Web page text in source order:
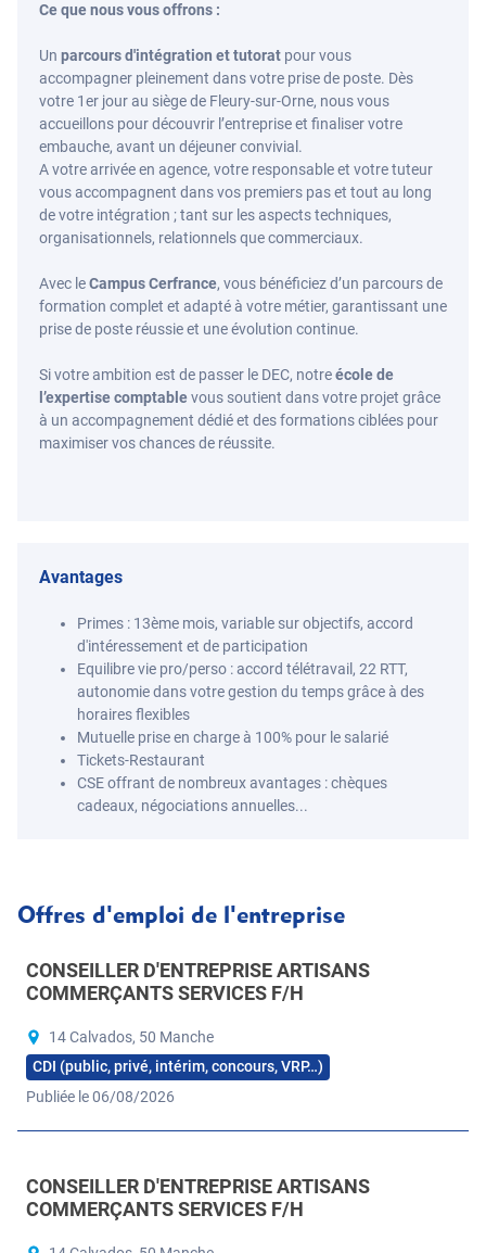
Ce que nous vous offrons :
Un parcours d'intégration et tutorat pour vous
accompagner pleinement dans votre prise de poste. Dès
votre 1er jour au siège de Fleury-sur-Orne, nous vous
accueillons pour découvrir l’entreprise et finaliser votre
embauche, avant un déjeuner convivial.
A votre arrivée en agence, votre responsable et votre tuteur
vous accompagnent dans vos premiers pas et tout au long
de votre intégration ; tant sur les aspects techniques,
organisationnels, relationnels que commerciaux.
Avec leCampus Cerfrance, vous bénéficiez d’un parcours de
formation complet et adapté à votre métier, garantissant une
prise de poste réussie et une évolution continue.
Si votre ambition est de passer le DEC, notreécole de
l’expertise comptablevous soutient dans votre projet grâce
à un accompagnement dédié et des formations ciblées pour
maximiser vos chances de réussite.
Avantages
Primes : 13ème mois, variable sur objectifs, accord
d'intéressement et de participation
Equilibre vie pro/perso : accord télétravail, 22 RTT,
autonomie dans votre gestion du temps grâce à des
horaires flexibles
Mutuelle prise en charge à 100% pour le salarié
Tickets-Restaurant
CSE offrant de nombreux avantages : chèques
cadeaux, négociations annuelles...
Offres d'emploi de l'entreprise
CONSEILLER D'ENTREPRISE ARTISANS
COMMERÇANTS SERVICES F/H
14 Calvados, 50 Manche
CDI (public, privé, intérim, concours, VRP…)
Publiée le 06/08/2026
CONSEILLER D'ENTREPRISE ARTISANS
COMMERÇANTS SERVICES F/H